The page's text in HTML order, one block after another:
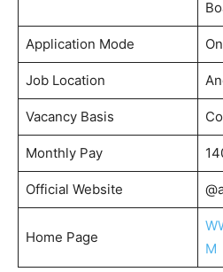
Application Mode
Job Location
Vacancy Basis
Monthly Pay
Official Website
Home Page
M